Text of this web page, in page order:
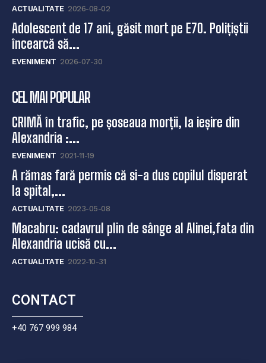
ACTUALITATE 2026-08-02
Adolescent de 17 ani, găsit mort pe E70. Polițiștii
încearcă să...
EVENIMENT 2026-07-30
CEL MAI POPULAR
CRIMĂ în trafic, pe șoseaua morții, la ieșire din
Alexandria :...
EVENIMENT 2021-11-19
A rămas fară permis că si-a dus copilul disperat
la spital,...
ACTUALITATE 2023-05-08
Macabru: cadavrul plin de sânge al Alinei,fata din
Alexandria ucisă cu...
ACTUALITATE 2022-10-31
CONTACT
+40 767 999 984